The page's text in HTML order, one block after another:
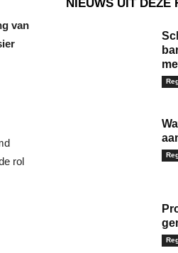
van
rol
NIEUWS UIT DEZE